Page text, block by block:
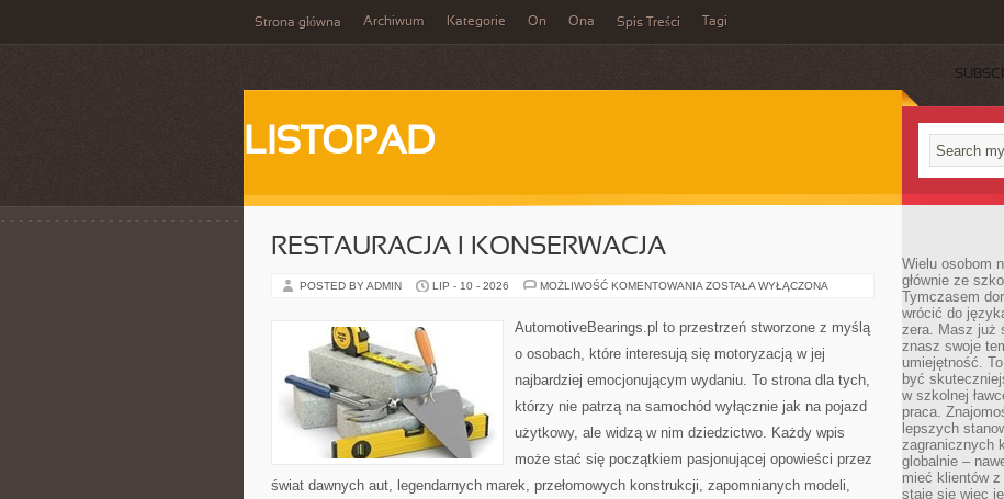
Strona główna Archiwum Kategorie On Ona Spis Treści Tagi
LISTOPAD
RESTAURACJA I KONSERWACJA
POSTED BY ADMIN LIP - 10 - 2026 MOŻLIWOŚĆ KOMENTOWANIA RESTAURACJA
ZOSTAŁA WYŁĄCZONA
AutomotiveBearings.pl to przestrzeń stworzone z myślą
o osobach, które interesują się motoryzacją w jej
najbardziej emocjonującym wydaniu. To strona dla tych,
którzy nie patrzą na samochód wyłącznie jak na pojazd
użytkowy, ale widzą w nim dziedzictwo. Każdy wpis
może stać się początkiem pasjonującej opowieści przez
świat dawnych aut, legendarnych marek, przełomowych konstrukcji, zapomnianych modeli,
Wielu osobom
głównie ze
Tymczasem
wrócić do
zera. Masz już
znasz swoje
umiejętność.
być
w szkolnej
praca.
lepszych
zagranicznych
globalnie –
mieć klientów
staje się więc